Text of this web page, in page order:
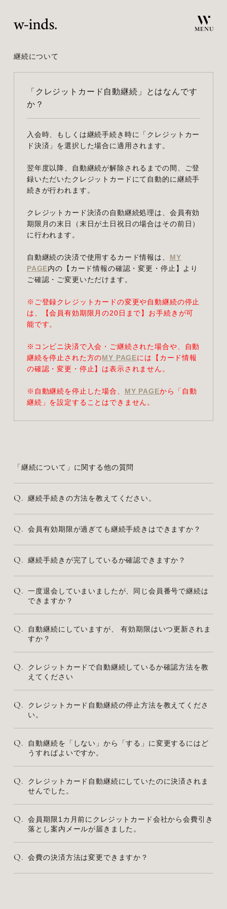
MENU
継続について
「クレジットカード自動継続」とはなんです
か？
入会時、もしくは継続手続き時に「クレジットカー
ド決済」を選択した場合に適用されます。
翌年度以降、自動継続が解除されるまでの間、ご登
録いただいたクレジットカードにて自動的に継続手
続きが行われます。
クレジットカード決済の自動継続処理は、会員有効
期限月の末日（末日が土日祝日の場合はその前日）
に行われます。
自動継続の決済で使用するカード情報は、 MY
PAGE内の【カード情報の確認・変更・停止】より
ご確認・ご変更いただけます。
※ご登録クレジットカードの変更や自動継続の停止
は、【会員有効期限月の20日まで】お手続きが可
能です。
※コンビニ決済で入会・ご継続された場合や、自動
継続を停止された方のMY PAGEには【カード情報
の確認・変更・停止】は表示されません。
※自動継続を停止した場合、 MY PAGEから「自動
継続」を設定することはできません。
「継続について」に関する他の質問
Q. 継続手続きの方法を教えてください。
Q. 会員有効期限が過ぎても継続手続きはできますか？
Q. 継続手続きが完了しているか確認できますか？
Q.
一度退会していまいましたが、同じ会員番号で継続は
できますか？
Q.
自動継続にしていますが、 有効期限はいつ更新されま
すか？
Q.
クレジットカードで自動継続しているか確認方法を教
えてください
Q.
クレジットカード自動継続の停止方法を教えてくださ
い。
Q.
自動継続を「しない」から「する」に変更するにはど
うすればよいですか。
Q.
クレジットカード自動継続にしていたのに決済されま
せんでした。
Q.
会員期限1カ月前にクレジットカード会社から会費引き
落とし案内メールが届きました。
Q. 会費の決済方法は変更できますか？